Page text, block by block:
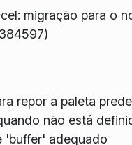
migração para o
repor a paleta
não está
'buffer' adequado